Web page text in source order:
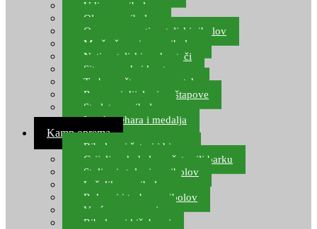
Udice za ribolov
Olovo za ribolov
Oprema za natjecateljski ribolov
Mreže čuvarice za ribolov
Natjecateljski podmetači
Sito, posude i kante
Torbe za štapove – match
Rezervni dijelovi za štapove
Starlete za ribolov
Izrada pehara i medalja
Kamp oprema
Ribolovni šatori i bivvy
Grijalice, kuhala za šator ili barku
Stolice i stolovi za ribolov
Ležaljke za ribolov
Ruksaci i torbe za ribolov
Vreće za spavanje
Ribolovni kišobrani